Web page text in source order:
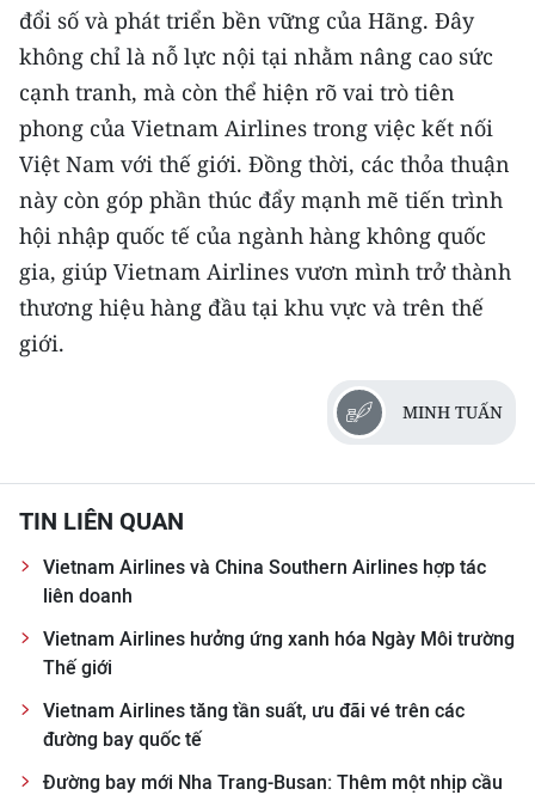
đổi số và phát triển bền vững của Hãng. Đây
không chỉ là nỗ lực nội tại nhằm nâng cao sức
cạnh tranh, mà còn thể hiện rõ vai trò tiên
phong của Vietnam Airlines trong việc kết nối
Việt Nam với thế giới. Đồng thời, các thỏa thuận
này còn góp phần thúc đẩy mạnh mẽ tiến trình
hội nhập quốc tế của ngành hàng không quốc
gia, giúp Vietnam Airlines vươn mình trở thành
thương hiệu hàng đầu tại khu vực và trên thế
giới.
MINH TUẤN
TIN LIÊN QUAN
Vietnam Airlines và China Southern Airlines hợp tác
liên doanh
Vietnam Airlines hưởng ứng xanh hóa Ngày Môi trường
Thế giới
Vietnam Airlines tăng tần suất, ưu đãi vé trên các
đường bay quốc tế
Đường bay mới Nha Trang-Busan: Thêm một nhịp cầu